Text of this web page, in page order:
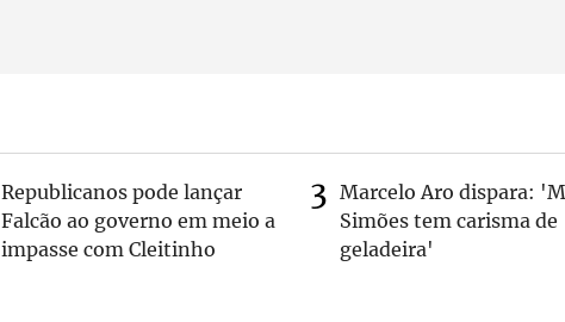
Republicanos pode lançar
Falcão ao governo em meio a
impasse com Cleitinho
Marcelo Aro dispara:
Simões tem carisma de
geladeira'